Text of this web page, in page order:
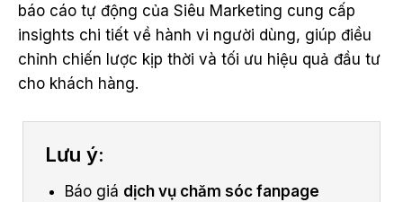
báo cáo tự động của Siêu Marketing cung cấp
insights chi tiết về hành vi người dùng, giúp điều
chỉnh chiến lược kịp thời và tối ưu hiệu quả đầu tư
cho khách hàng.
Lưu ý:
Báo giá dịch vụ chăm sóc fanpage